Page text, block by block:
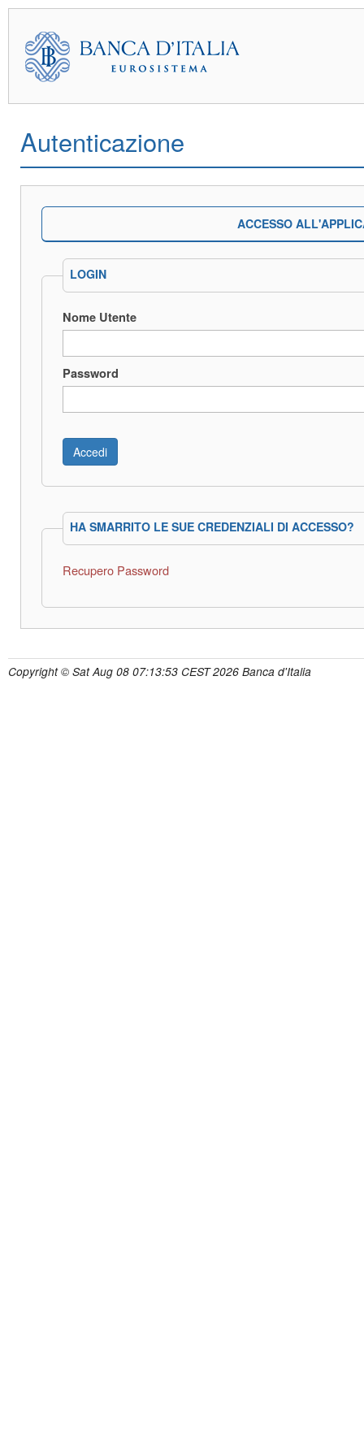
Autenticazione
ACCESSO
LOGIN
Nome Utente
Password
HA SMARRITO LE SUE CREDENZIALI DI ACCESSO?
Recupero Password
Copyright © Sat Aug 08 07:13:53 CEST 2026 Banca d'Italia